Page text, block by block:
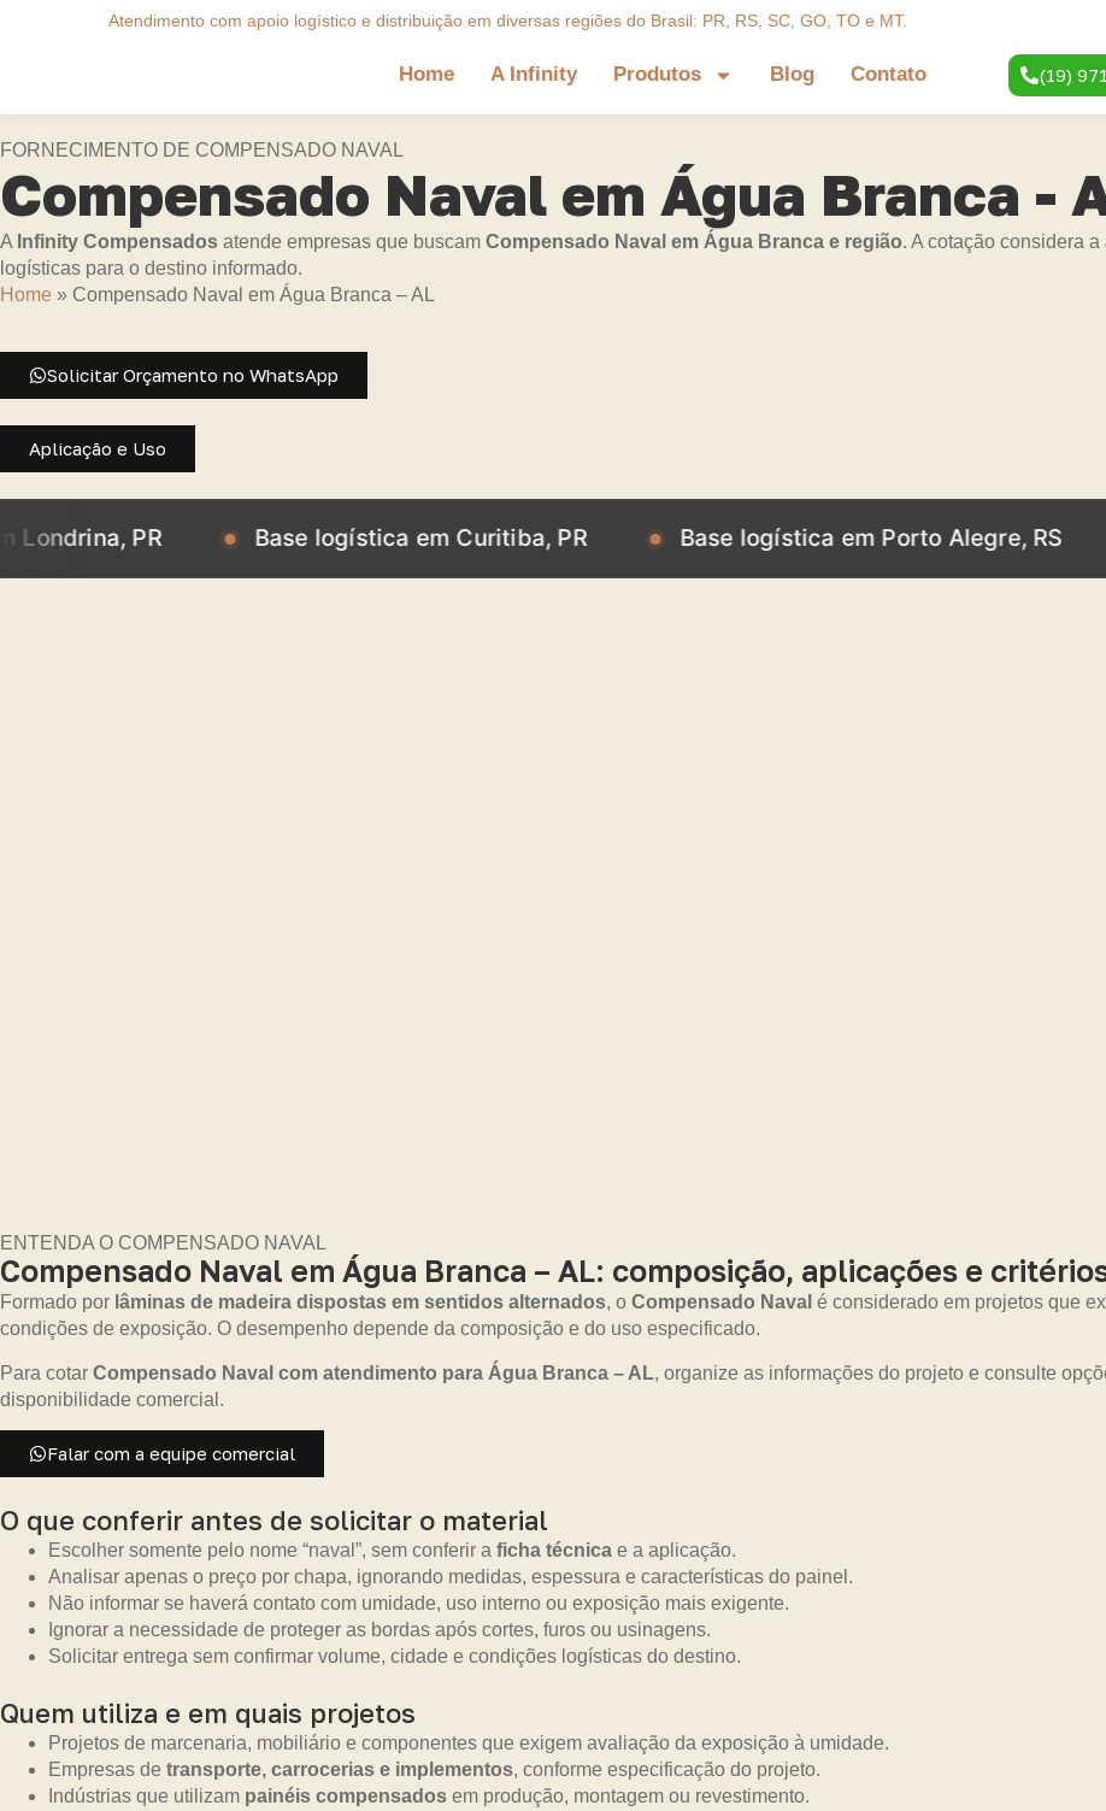
Atendimento com apoio logístico e distribuição em diversas regiões do Brasil: PR, RS, SC, GO, TO e MT.
Home A Infinity Produtos Blog Contato (19)
FORNECIMENTO DE COMPENSADO NAVAL
Compensado Naval em Água Branca -
A Infinity Compensados atende empresas que buscam Compensado Naval em Água Branca e região. A cotação considera a
logísticas para o destino informado.
Home » Compensado Naval em Água Branca – AL
Solicitar Orçamento no WhatsApp
Aplicação e Uso
PR Base logística em Curitiba, PR Base logística em Porto Alegre, RS
ENTENDA O COMPENSADO NAVAL
Compensado Naval em Água Branca – AL: composição, aplicações e
Formado por lâminas de madeira dispostas em sentidos alternados, o Compensado Naval é considerado em projetos que
condições de exposição. O desempenho depende da composição e do uso especificado.
Para cotar Compensado Naval com atendimento para Água Branca – AL, organize as informações do projeto e consulte
disponibilidade comercial.
Falar com a equipe comercial
O que conferir antes de solicitar o material
Escolher somente pelo nome “naval”, sem conferir a ficha técnica e a aplicação.
Analisar apenas o preço por chapa, ignorando medidas, espessura e características do painel.
Não informar se haverá contato com umidade, uso interno ou exposição mais exigente.
Ignorar a necessidade de proteger as bordas após cortes, furos ou usinagens.
Solicitar entrega sem confirmar volume, cidade e condições logísticas do destino.
Quem utiliza e em quais projetos
Projetos de marcenaria, mobiliário e componentes que exigem avaliação da exposição à umidade.
Empresas de transporte, carrocerias e implementos, conforme especificação do projeto.
Indústrias que utilizam painéis compensados em produção, montagem ou revestimento.